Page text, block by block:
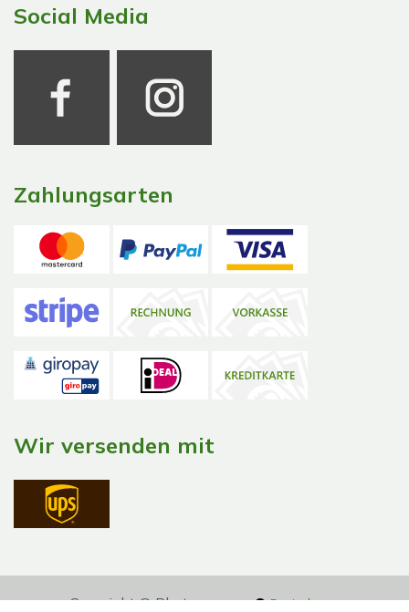
Social Media
Zahlungsarten
Wir versenden mit
Copyright © Phytocomm Deutsch